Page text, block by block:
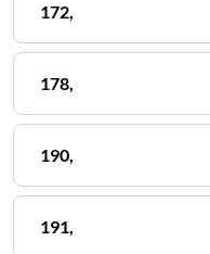
172,
178,
190,
191,